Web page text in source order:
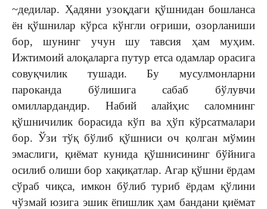
~дедилар. Ҳадяни узоқдаги қўшнидан бошланса
ён қўшнилар кўрса кўнгли оғриши, озорланиши
бор, шунинг учун шу тавсия ҳам муҳим.
Ижтимоий алоқаларга путур етса одамлар орасига
совуқчилик тушади. Бу мусулмонларни
пароканда бўлишига сабаб бўлувчи
омиллардандир. Набий алайҳис саломнинг
қўшничилик борасида кўп ва ҳўп кўрсатмалари
бор. Ўзи тўқ бўлиб қўшниси оч қолган мўмин
эмаслиги, қиёмат кунида қўшнисининг бўйнига
осилиб олиши бор хақиқатлар. Агар қўшни ёрдам
сўраб чиқса, имкон бўлиб туриб ёрдам қўлини
чўзмай юзига эшик ёпишлик ҳам бандани қиёмат